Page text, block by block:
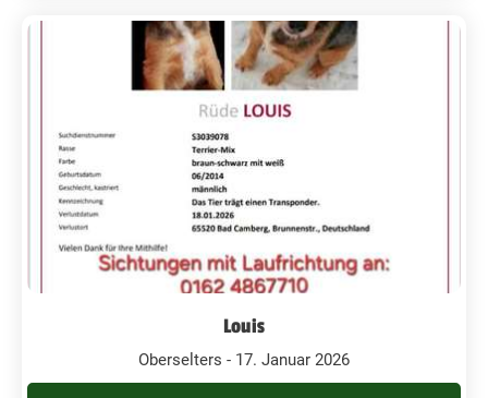
Louis
Oberselters - 17. Januar 2026